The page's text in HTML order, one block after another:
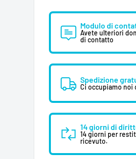
Modulo di
Avete ulteriori
di contatto
Spedizione
Ci occupiamo noi
14 giorni di
14 giorni per
ricevuto.